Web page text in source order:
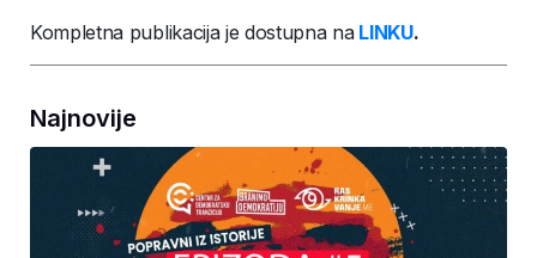
Kompletna publikacija je dostupna na LINKU.
Najnovije